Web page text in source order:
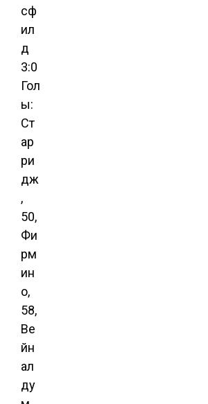
сф
ил
д
3:0
Гол
ы:
Ст
ар
ри
дж
,
50,
Фи
рм
ин
о,
58,
Ве
йн
ал
ду